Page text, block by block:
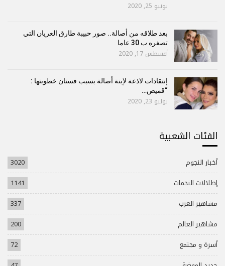
يونيو 25, 2020
بعد طلاقه من أصالة.. صور حبيبة طارق العريان التي
تصغره ب 30 عاما
أغسطس 17, 2020
إنتقادات لاذعة لإبنة أصالة بسبب فستان خطوبتها :
“قميص…
يوليو 23, 2020
الفئات الشعبية
أخبار النجوم
3020
إطلالات النجمات
1141
مشاهير العرب
337
مشاهير العالم
200
أسرة و مجتمع
72